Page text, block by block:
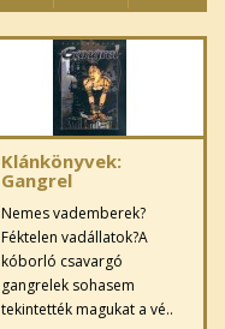
Klánkönyvek:
Gangrel
Nemes vademberek?
Féktelen vadállatok?A
kóborló csavargó
gangrelek sohasem
tekintették magukat a vé..